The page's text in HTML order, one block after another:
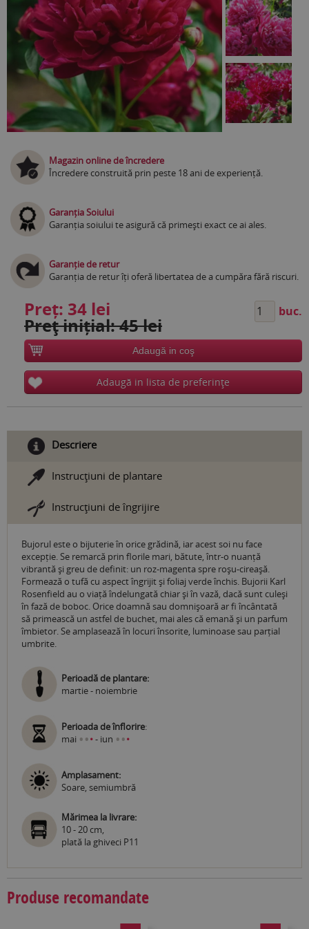
Magazin online de încredere
Încredere construită prin peste 18 ani de experiență.
Garanția Soiului
Garanția soiului te asigură că primești exact ce ai ales.
Garanție de retur
Garanția de retur îți oferă libertatea de a cumpăra fără riscuri.
Preț: 34 lei
Preţ inițial: 45 lei
buc.
Adaugă in coş
Adaugă in lista de preferinţe
Descriere
Instrucţiuni de plantare
Instrucţiuni de îngrijire
Bujorul este o bijuterie în orice grădină, iar acest soi nu face
excepție. Se remarcă prin florile mari, bătute, într-o nuanță
vibrantă și greu de definit: un roz-magenta spre roșu-cireașă.
Formează o tufă cu aspect îngrijit și foliaj verde închis. Bujorii Karl
Rosenfield au o viață îndelungată chiar și în vază, dacă sunt culeși
în fază de boboc. Orice doamnă sau domnișoară ar fi încântată
să primească un astfel de buchet, mai ales că emană și un parfum
îmbietor. Se amplasează în locuri însorite, luminoase sau parțial
umbrite.
Perioadă de plantare:
martie - noiembrie
Perioada de înflorire:
mai •••- iun •••
Amplasament:
Soare, semiumbră
Mărimea la livrare:
10 - 20 cm,
plată la ghiveci P11
Produse recomandate